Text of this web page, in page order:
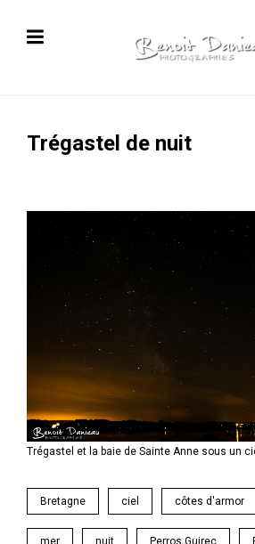
Trégastel de nuit
Trégastel et la baie de Sainte Anne sous un
Bretagne ciel côtes d'armor
mer nuit Perros Guirec